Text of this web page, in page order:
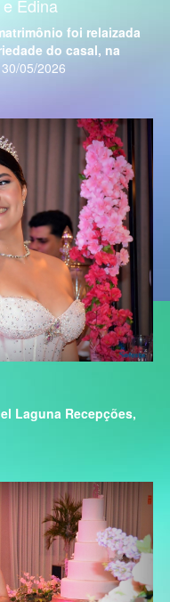
Édina
foi relaizada
do casal, na
05/2026
Laguna Recepções,